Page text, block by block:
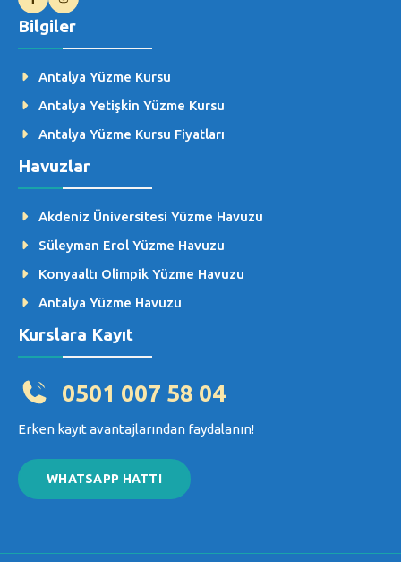
Bilgiler
Antalya Yüzme Kursu
Antalya Yetişkin Yüzme Kursu
Antalya Yüzme Kursu Fiyatları
Havuzlar
Akdeniz Üniversitesi Yüzme Havuzu
Süleyman Erol Yüzme Havuzu
Konyaaltı Olimpik Yüzme Havuzu
Antalya Yüzme Havuzu
Kurslara Kayıt
0501 007 58 04
Erken kayıt avantajlarından faydalanın!
WHATSAPP HATTI